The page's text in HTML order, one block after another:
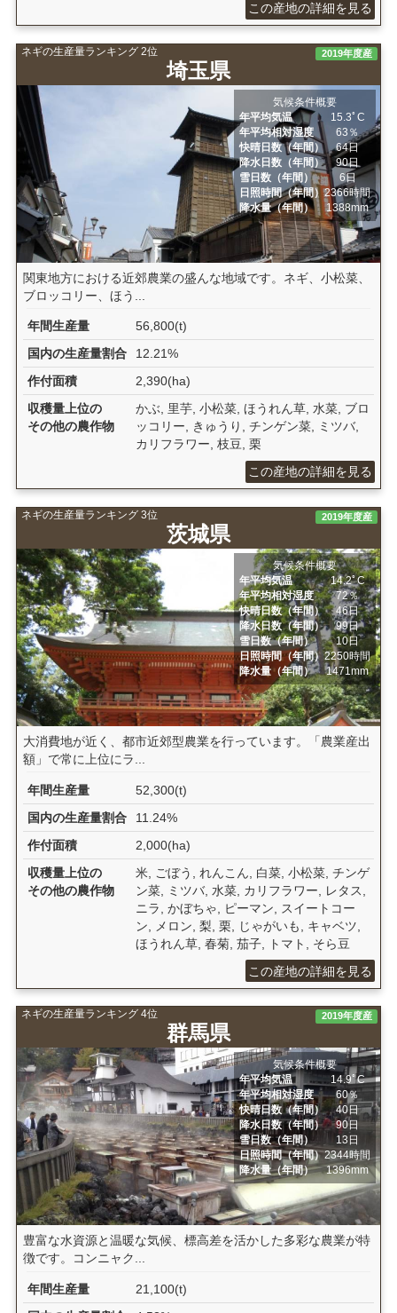
この産地の詳細を見る
ネギの生産量ランキング 2位
埼玉県
2019年度産
気候条件概要
年平均気温
15.3ﾟC
年平均相対湿度
63％
快晴日数（年間）
64日
降水日数（年間）
90日
雪日数（年間）
6日
日照時間（年間）2366時間
降水量（年間）
1388mm
関東地方における近郊農業の盛んな地域です。ネギ、小松菜、
ブロッコリー、ほう...
年間生産量
56,800(t)
国内の生産量割合
12.21%
作付面積
2,390(ha)
収穫量上位の
その他の農作物
かぶ, 里芋, 小松菜, ほうれん草, 水菜, ブロ
ッコリー, きゅうり, チンゲン菜, ミツバ,
カリフラワー, 枝豆, 栗
この産地の詳細を見る
ネギの生産量ランキング 3位
茨城県
2019年度産
気候条件概要
年平均気温
14.2ﾟC
年平均相対湿度
72％
快晴日数（年間）
46日
降水日数（年間）
99日
雪日数（年間）
10日
日照時間（年間）2250時間
降水量（年間）
1471mm
大消費地が近く、都市近郊型農業を行っています。「農業産出
額」で常に上位にラ...
年間生産量
52,300(t)
国内の生産量割合
11.24%
作付面積
2,000(ha)
収穫量上位の
その他の農作物
米, ごぼう, れんこん, 白菜, 小松菜, チンゲ
ン菜, ミツバ, 水菜, カリフラワー, レタス,
ニラ, かぼちゃ, ピーマン, スイートコー
ン, メロン, 梨, 栗, じゃがいも, キャベツ,
ほうれん草, 春菊, 茄子, トマト, そら豆
この産地の詳細を見る
ネギの生産量ランキング 4位
群馬県
2019年度産
気候条件概要
年平均気温
14.9ﾟC
年平均相対湿度
60％
快晴日数（年間）
40日
降水日数（年間）
90日
雪日数（年間）
13日
日照時間（年間）2344時間
降水量（年間）
1396mm
豊富な水資源と温暖な気候、標高差を活かした多彩な農業が特
徴です。コンニャク...
年間生産量
21,100(t)